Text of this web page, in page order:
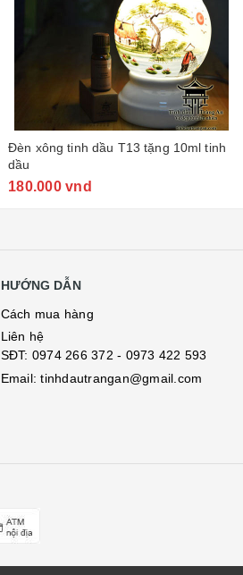
Đèn xông tinh dầu T13 tặng 10ml tinh
dầu
180.000 vnd
HƯỚNG DẪN
Cách mua hàng
Liên hệ
SĐT: 0974 266 372 - 0973 422 593
Email: tinhdautrangan@gmail.com